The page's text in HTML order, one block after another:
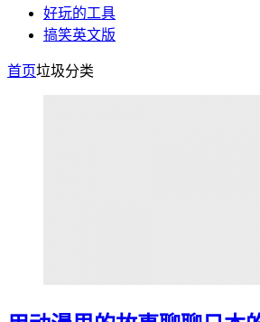
好玩的工具
搞笑英文版
首页垃圾分类